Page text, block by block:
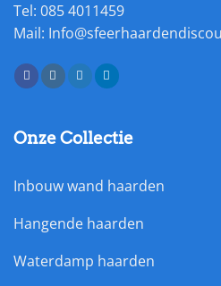
Tel: 085 4011459
Mail:
Onze Collectie
Inbouw wand haarden
Hangende haarden
Waterdamp haarden